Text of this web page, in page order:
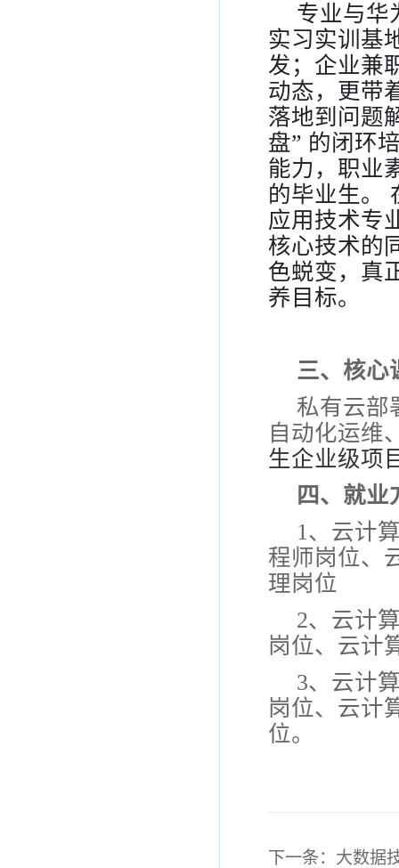
专业与华
实习实训基
发；企业兼
动态，更带
落地到问题
盘” 的闭环
能力，职业
的毕业生。
应用技术专
核心技术的
色蜕变，真
养目标。
三、核心
私有云部
自动化运维
生企业级项
四、就业
1、云计
程师岗位、
理岗位
2、云计
岗位、云计
3、云计
岗位、云计
位。
下一条： 大数据